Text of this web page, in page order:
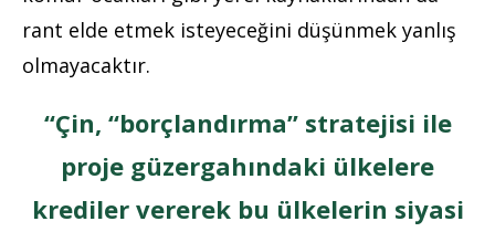
rant elde etmek isteyeceğini düşünmek yanlış
olmayacaktır.
“Çin, “borçlandırma” stratejisi ile
proje güzergahındaki ülkelere
krediler vererek bu ülkelerin siyasi